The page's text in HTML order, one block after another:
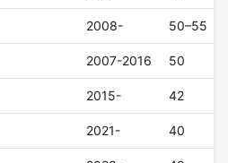
2008- 50–55
2007-2016 50
2015- 42
2021- 40